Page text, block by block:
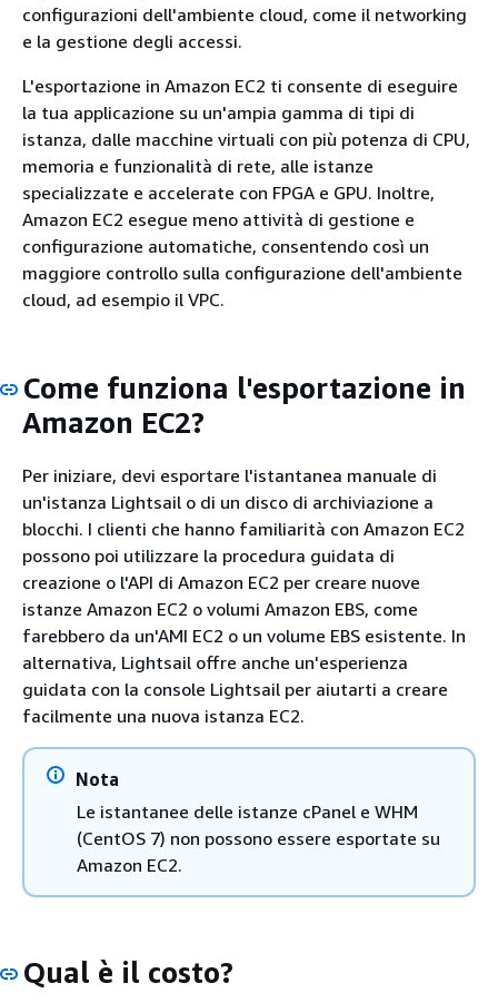
configurazioni dell'ambiente cloud, come il networking
e la gestione degli accessi.
L'esportazione in Amazon EC2 ti consente di eseguire
la tua applicazione su un'ampia gamma di tipi di
istanza, dalle macchine virtuali con più potenza di CPU,
memoria e funzionalità di rete, alle istanze
specializzate e accelerate con FPGA e GPU. Inoltre,
Amazon EC2 esegue meno attività di gestione e
configurazione automatiche, consentendo così un
maggiore controllo sulla configurazione dell'ambiente
cloud, ad esempio il VPC.
Come funziona l'esportazione in
Amazon EC2?
Per iniziare, devi esportare l'istantanea manuale di
un'istanza Lightsail o di un disco di archiviazione a
blocchi. I clienti che hanno familiarità con Amazon EC2
possono poi utilizzare la procedura guidata di
creazione o l'API di Amazon EC2 per creare nuove
istanze Amazon EC2 o volumi Amazon EBS, come
farebbero da un'AMI EC2 o un volume EBS esistente. In
alternativa, Lightsail offre anche un'esperienza
guidata con la console Lightsail per aiutarti a creare
facilmente una nuova istanza EC2.
Nota
Le istantanee delle istanze cPanel e WHM
(CentOS 7) non possono essere esportate su
Amazon EC2.
Qual è il costo?